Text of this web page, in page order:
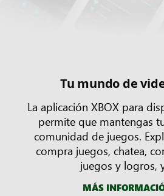
Tu mundo de
La aplicación XBOX para
permite que mantengas
comunidad de juegos.
compra juegos, chatea,
juegos y logros,
MÁS